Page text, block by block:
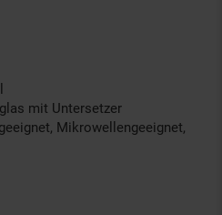
mit Untersetzer
Mikrowellengeeignet,